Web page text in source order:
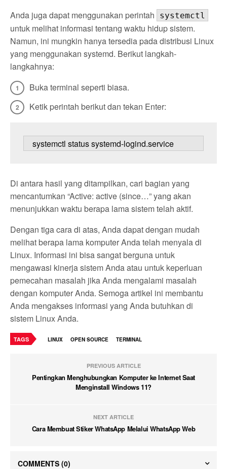
Anda juga dapat menggunakan perintah systemctl
untuk melihat informasi tentang waktu hidup sistem.
Namun, ini mungkin hanya tersedia pada distribusi Linux
yang menggunakan systemd. Berikut langkah-
langkahnya:
Buka terminal seperti biasa.
Ketik perintah berikut dan tekan Enter:
   systemctl status systemd-logind.service
Di antara hasil yang ditampilkan, cari bagian yang
mencantumkan “Active: active (since…” yang akan
menunjukkan waktu berapa lama sistem telah aktif.
Dengan tiga cara di atas, Anda dapat dengan mudah
melihat berapa lama komputer Anda telah menyala di
Linux. Informasi ini bisa sangat berguna untuk
mengawasi kinerja sistem Anda atau untuk keperluan
pemecahan masalah jika Anda mengalami masalah
dengan komputer Anda. Semoga artikel ini membantu
Anda mengakses informasi yang Anda butuhkan di
sistem Linux Anda.
TAGS LINUX OPEN SOURCE TERMINAL
PREVIOUS ARTICLE
Pentingkan Menghubungkan Komputer ke Internet Saat
Menginstall Windows 11?
NEXT ARTICLE
Cara Membuat Stiker WhatsApp Melalui WhatsApp Web
COMMENTS (0)